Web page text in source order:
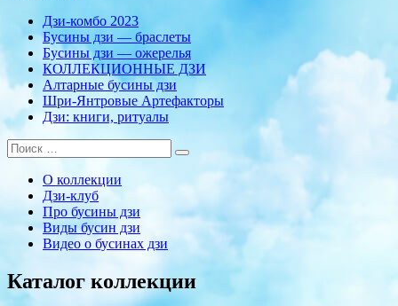
Дзи-комбо 2023
Бусины дзи — браслеты
Бусины дзи — ожерелья
КОЛЛЕКЦИОННЫЕ ДЗИ
Алтарные бусины дзи
Шри-Янтровые Артефакторы
Дзи: книги, ритуалы
О коллекции
Дзи-клуб
Про бусины дзи
Виды бусин дзи
Видео о бусинах дзи
Каталог коллекции